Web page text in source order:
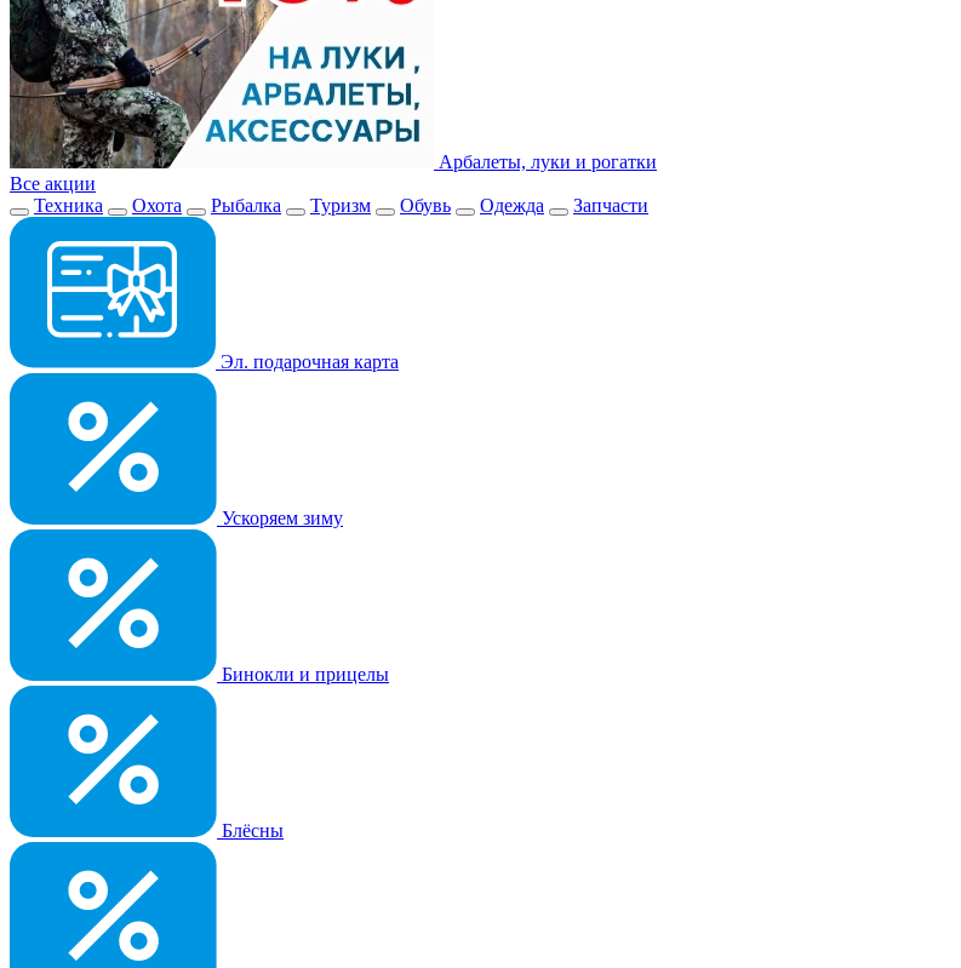
Арбалеты, луки и рогатки
Все акции
Техника
Охота Рыбалка Туризм Обувь Одежда Запчасти
Эл. подарочная карта
Ускоряем зиму
Бинокли и прицелы
Блёсны